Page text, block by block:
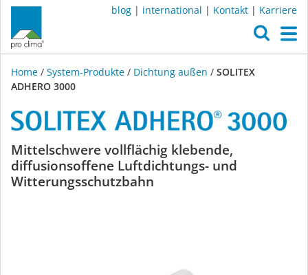
blog | international | Kontakt | Karriere
Home / System-Produkte / Dichtung außen / SOLITEX
ADHERO 3000
SOLITEX
ADHERO
Mittelschwere vollflächig klebende,
diffusionsoffene Luftdichtungs- und
Witterungsschutzbahn